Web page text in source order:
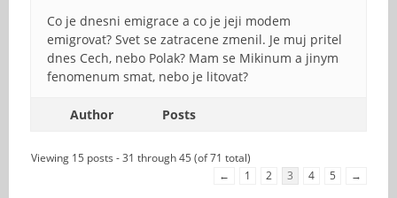
Co je dnesni emigrace a co je jeji modem
emigrovat? Svet se zatracene zmenil. Je muj pritel
dnes Cech, nebo Polak? Mam se Mikinum a jinym
fenomenum smat, nebo je litovat?
Author Posts
Viewing 15 posts - 31 through 45 (of 71 total)
←
1 2 3 4 5 →